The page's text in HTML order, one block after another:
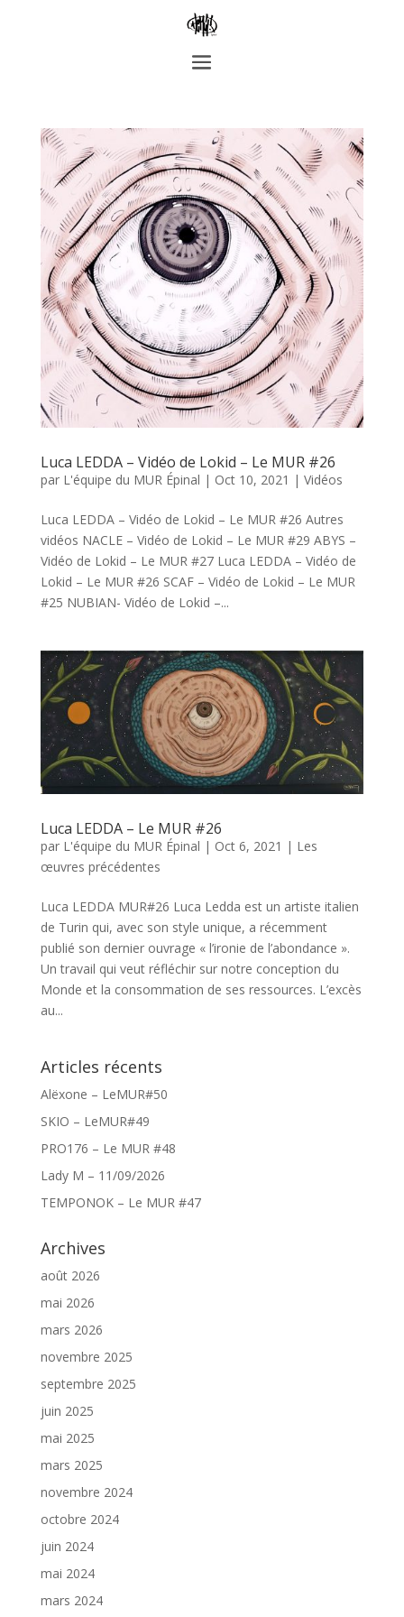
Luca LEDDA – Vidéo de Lokid – Le MUR #26
par L'équipe du MUR Épinal | Oct 10, 2021 | Vidéos
Luca LEDDA – Vidéo de Lokid – Le MUR #26 Autres
vidéos NACLE – Vidéo de Lokid – Le MUR #29 ABYS –
Vidéo de Lokid – Le MUR #27 Luca LEDDA – Vidéo de
Lokid – Le MUR #26 SCAF – Vidéo de Lokid – Le MUR
#25 NUBIAN- Vidéo de Lokid –...
Luca LEDDA – Le MUR #26
par L'équipe du MUR Épinal | Oct 6, 2021 | Les
œuvres précédentes
Luca LEDDA MUR#26 Luca Ledda est un artiste italien
de Turin qui, avec son style unique, a récemment
publié son dernier ouvrage « l’ironie de l’abondance ».
Un travail qui veut réfléchir sur notre conception du
Monde et la consommation de ses ressources. L’excès
au...
Articles récents
Alëxone – LeMUR#50
SKIO – LeMUR#49
PRO176 – Le MUR #48
Lady M – 11/09/2026
TEMPONOK – Le MUR #47
Archives
août 2026
mai 2026
mars 2026
novembre 2025
septembre 2025
juin 2025
mai 2025
mars 2025
novembre 2024
octobre 2024
juin 2024
mai 2024
mars 2024